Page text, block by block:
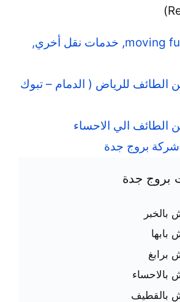
moving
, خدمات نقل أخري,
للرياض ( الدمام – تبوك
الي الاحساء
بروج جدة
برابغ
بالقطيف